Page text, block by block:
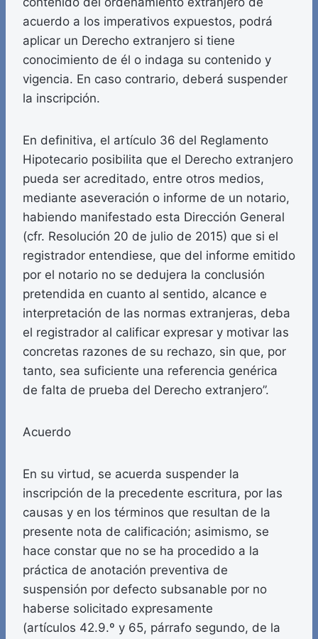
acuerdo a los imperativos expuestos, podrá
aplicar un Derecho extranjero si tiene
conocimiento de él o indaga su contenido y
vigencia. En caso contrario, deberá suspender
la inscripción.
En definitiva, el artículo 36 del Reglamento
Hipotecario posibilita que el Derecho extranjero
pueda ser acreditado, entre otros medios,
mediante aseveración o informe de un notario,
habiendo manifestado esta Dirección General
(cfr. Resolución 20 de julio de 2015) que si el
registrador entendiese, que del informe emitido
por el notario no se dedujera la conclusión
pretendida en cuanto al sentido, alcance e
interpretación de las normas extranjeras, deba
el registrador al calificar expresar y motivar las
concretas razones de su rechazo, sin que, por
tanto, sea suficiente una referencia genérica
de falta de prueba del Derecho extranjero”.
Acuerdo
En su virtud, se acuerda suspender la
inscripción de la precedente escritura, por las
causas y en los términos que resultan de la
presente nota de calificación; asimismo, se
hace constar que no se ha procedido a la
práctica de anotación preventiva de
suspensión por defecto subsanable por no
haberse solicitado expresamente
(artículos 42.9.º y 65, párrafo segundo, de la